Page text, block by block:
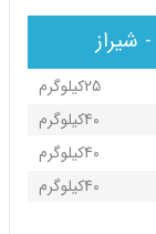
شیراز
25کیلوگرم
40کیلوگرم
40کیلوگرم
40کیلوگرم